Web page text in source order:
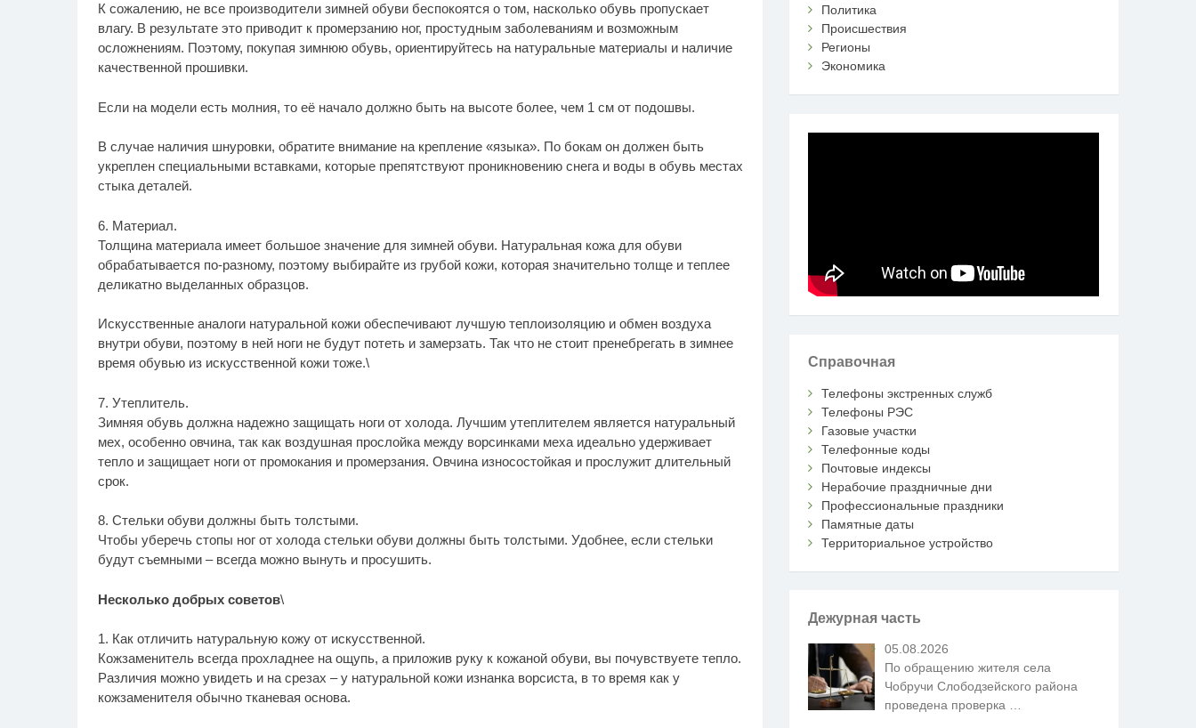
К сожалению, не все производители зимней обуви беспокоятся о том, насколько обувь пропускает
влагу. В результате это приводит к промерзанию ног, простудным заболеваниям и возможным
осложнениям. Поэтому, покупая зимнюю обувь, ориентируйтесь на натуральные материалы и наличие
качественной прошивки.
Если на модели есть молния, то её начало должно быть на высоте более, чем 1 см от подошвы.
В случае наличия шнуровки, обратите внимание на крепление «языка». По бокам он должен быть
укреплен специальными вставками, которые препятствуют проникновению снега и воды в обувь местах
стыка деталей.
6. Материал.
Толщина материала имеет большое значение для зимней обуви. Натуральная кожа для обуви
обрабатывается по-разному, поэтому выбирайте из грубой кожи, которая значительно толще и теплее
деликатно выделанных образцов.
Искусственные аналоги натуральной кожи обеспечивают лучшую теплоизоляцию и обмен воздуха
внутри обуви, поэтому в ней ноги не будут потеть и замерзать. Так что не стоит пренебрегать в зимнее
время обувью из искусственной кожи тоже.\
7. Утеплитель.
Зимняя обувь должна надежно защищать ноги от холода. Лучшим утеплителем является натуральный
мех, особенно овчина, так как воздушная прослойка между ворсинками меха идеально удерживает
тепло и защищает ноги от промокания и промерзания. Овчина износостойкая и прослужит длительный
срок.
8. Стельки обуви должны быть толстыми.
Чтобы уберечь стопы ног от холода стельки обуви должны быть толстыми. Удобнее, если стельки
будут съемными – всегда можно вынуть и просушить.
Несколько добрых советов\
1. Как отличить натуральную кожу от искусственной.
Кожзаменитель всегда прохладнее на ощупь, а приложив руку к кожаной обуви, вы почувствуете тепло.
Различия можно увидеть и на срезах – у натуральной кожи изнанка ворсиста, в то время как у
кожзаменителя обычно тканевая основа.
Политика
Происшествия
Регионы
Экономика
Справочная
Телефоны экстренных служб
Телефоны РЭС
Газовые участки
Телефонные коды
Почтовые индексы
Нерабочие праздничные дни
Профессиональные праздники
Памятные даты
Территориальное устройство
Дежурная часть
05.08.2026
По обращению жителя села
Чобручи Слободзейского района
проведена проверка …